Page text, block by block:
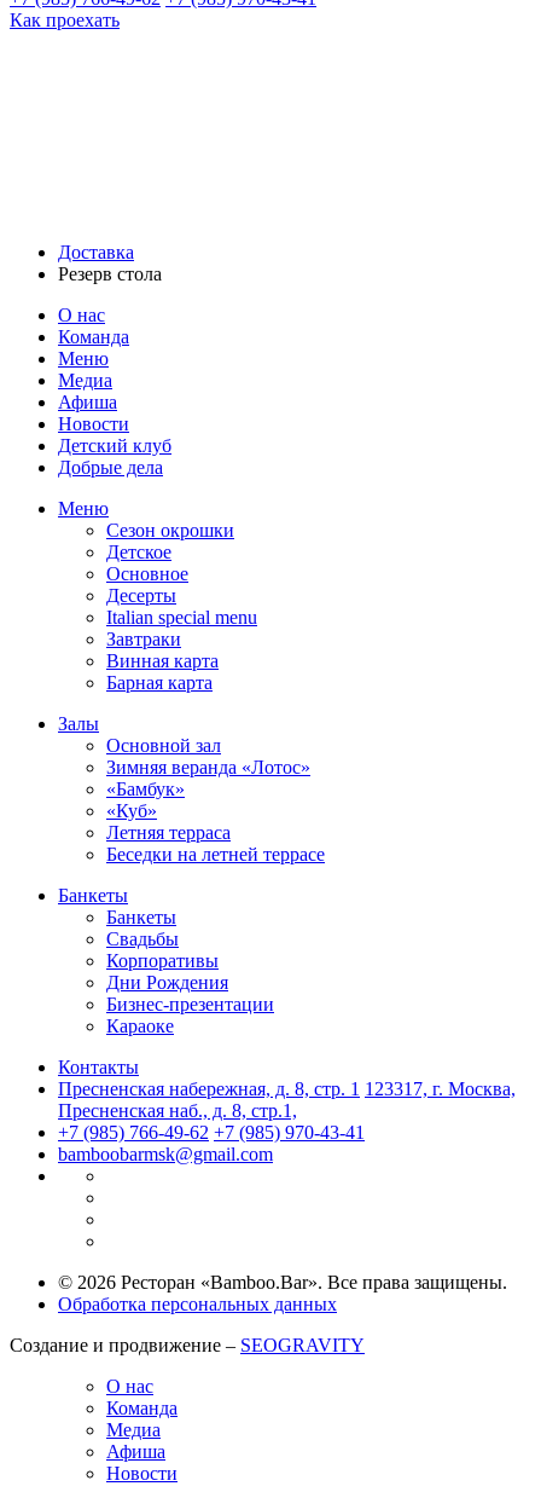
Как проехать
Доставка
Резерв стола
О нас
Команда
Меню
Медиа
Афиша
Новости
Детский клуб
Добрые дела
Меню
Сезон окрошки
Детское
Основное
Десерты
Italian special menu
Завтраки
Винная карта
Барная карта
Залы
Основной зал
Зимняя веранда «Лотос»
«Бамбук»
«Куб»
Летняя терраса
Беседки на летней террасе
Банкеты
Банкеты
Свадьбы
Корпоративы
Дни Рождения
Бизнес-презентации
Караоке
Контакты
Пресненская набережная, д. 8, стр. 1 123317, г. Москва,
Пресненская наб., д. 8, стр.1,
+7 (985) 766-49-62 +7 (985) 970-43-41
bamboobarmsk@gmail.com
© 2026 Ресторан «Bamboo.Bar». Все права защищены.
Обработка персональных данных
Создание и продвижение – SEOGRAVITY
О нас
Команда
Медиа
Афиша
Новости